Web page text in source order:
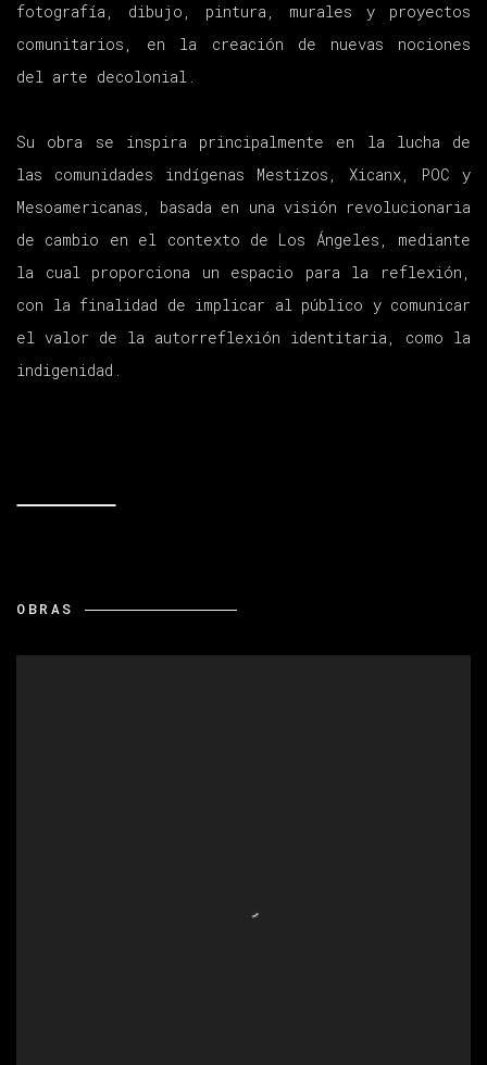
fotografía, dibujo, pintura, murales y proyectos
comunitarios, en la creación de nuevas nociones
del arte decolonial.
Su obra se inspira principalmente en la lucha de
las comunidades indígenas Mestizos, Xicanx, POC y
Mesoamericanas, basada en una visión revolucionaria
de cambio en el contexto de Los Ángeles, mediante
la cual proporciona un espacio para la reflexión,
con la finalidad de implicar al público y comunicar
el valor de la autorreflexión identitaria, como la
indigenidad.
OBRAS